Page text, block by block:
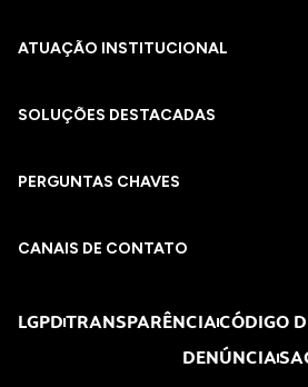
ATUAÇÃO INSTITUCIONAL
SOLUÇÕES DESTACADAS
PERGUNTAS CHAVES​
CANAIS DE CONTATO
LGPDTRANSPARÊNCIACÓDIGO
DENÚNCIA